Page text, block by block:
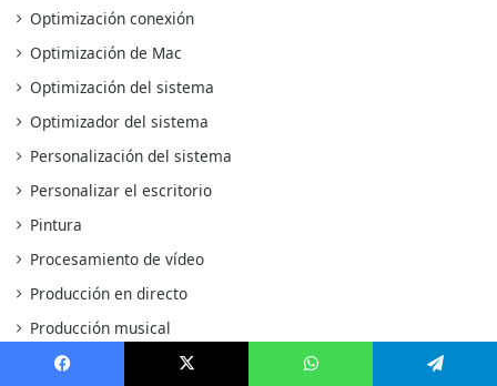
Optimización conexión
Optimización de Mac
Optimización del sistema
Optimizador del sistema
Personalización del sistema
Personalizar el escritorio
Pintura
Procesamiento de vídeo
Producción en directo
Producción musical
Programación matemática